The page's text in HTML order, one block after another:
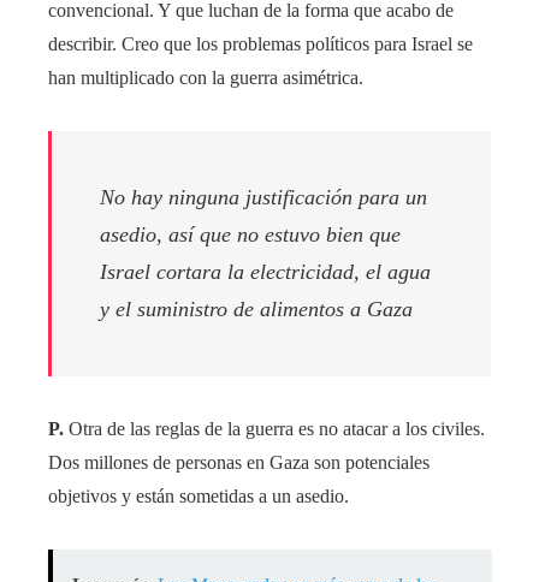
convencional. Y que luchan de la forma que acabo de
describir. Creo que los problemas políticos para Israel se
han multiplicado con la guerra asimétrica.
No hay ninguna justificación para un
asedio, así que no estuvo bien que
Israel cortara la electricidad, el agua
y el suministro de alimentos a Gaza
P. Otra de las reglas de la guerra es no atacar a los civiles.
Dos millones de personas en Gaza son potenciales
objetivos y están sometidas a un asedio.